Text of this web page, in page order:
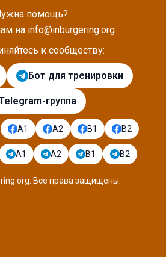
помощь?
на info@inburgering.org
к сообществу:
Бот для тренировки
группа
A1 A2 B1 B2
A1 A2 B1 B2
Все права защищены.